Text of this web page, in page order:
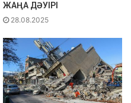
ЖАҢА ДӘУІРІ
28.08.2025